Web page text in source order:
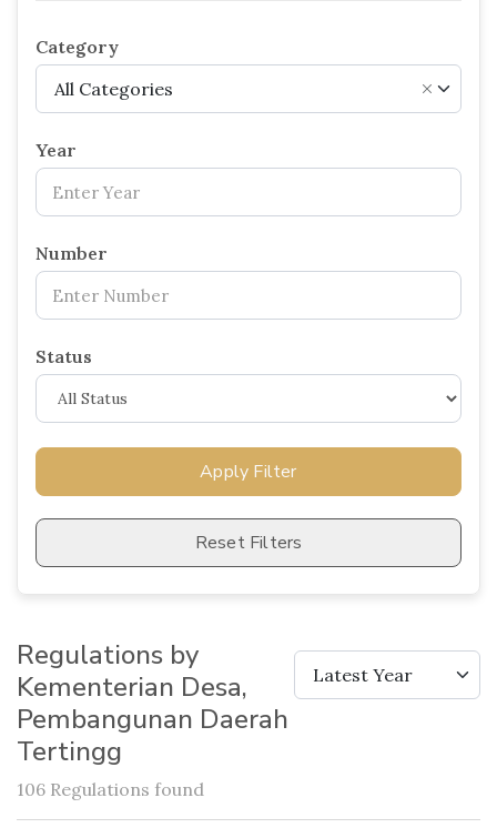
Category
×
All Categories
Year
Number
Status
Apply Filter
Reset Filters
Regulations by
Kementerian Desa,
Pembangunan Daerah
Tertingg
106 Regulations found
Latest Year